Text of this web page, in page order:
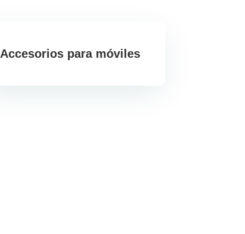
Accesorios para móviles